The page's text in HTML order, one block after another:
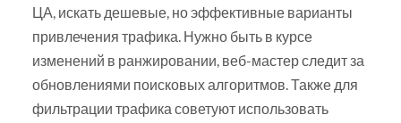
ЦА, искать дешевые, но эффективные варианты
привлечения трафика. Нужно быть в курсе
изменений в ранжировании, веб-мастер следит за
обновлениями поисковых алгоритмов. Также для
фильтрации трафика советуют использовать